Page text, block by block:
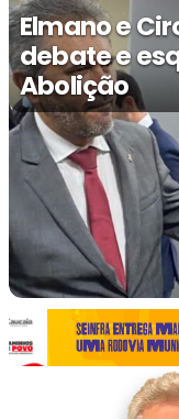
Elmano e
debate e
Abolição